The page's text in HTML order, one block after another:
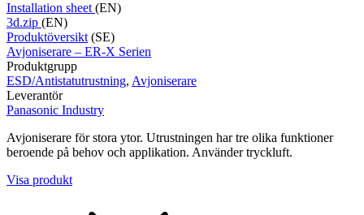
Installation sheet (EN)
3d.zip (EN)
Produktöversikt (SE)
Avjoniserare – ER-X Serien
Produktgrupp
ESD/Antistatutrustning, Avjoniserare
Leverantör
Panasonic Industry
Avjoniserare för stora ytor. Utrustningen har tre olika funktioner
beroende på behov och applikation. Använder tryckluft.
Visa produkt